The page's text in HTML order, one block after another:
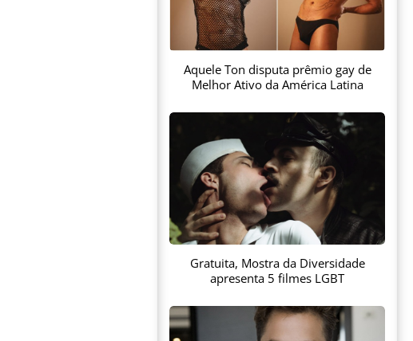
Aquele Ton disputa prêmio gay de
Melhor Ativo da América Latina
Gratuita, Mostra da Diversidade
apresenta 5 filmes LGBT